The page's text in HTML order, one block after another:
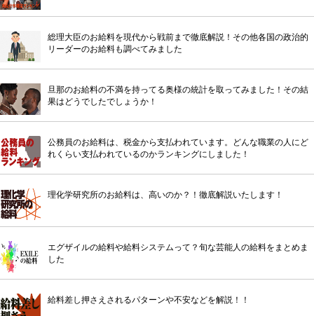
総理大臣のお給料を現代から戦前まで徹底解説！その他各国の政治的
リーダーのお給料も調べてみました
旦那のお給料の不満を持ってる奥様の統計を取ってみました！その結
果はどうでしたでしょうか！
公務員のお給料は、税金から支払われています。どんな職業の人にど
れくらい支払われているのかランキングにしました！
理化学研究所のお給料は、高いのか？！徹底解説いたします！
エグザイルの給料や給料システムって？旬な芸能人の給料をまとめま
した
給料差し押さえされるパターンや不安などを解説！！